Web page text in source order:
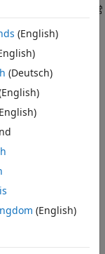
少一侧为浮点变量或常
许可证。
织建议使用的 MAB
(English)
(Deutsch)
(English)